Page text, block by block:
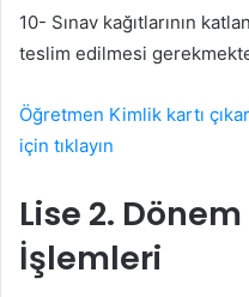
10- Sınav kağıtlarının
teslim edilmesi
Öğretmen Kimlik kartı
için tıklayın
Lise 2.
İşlemleri